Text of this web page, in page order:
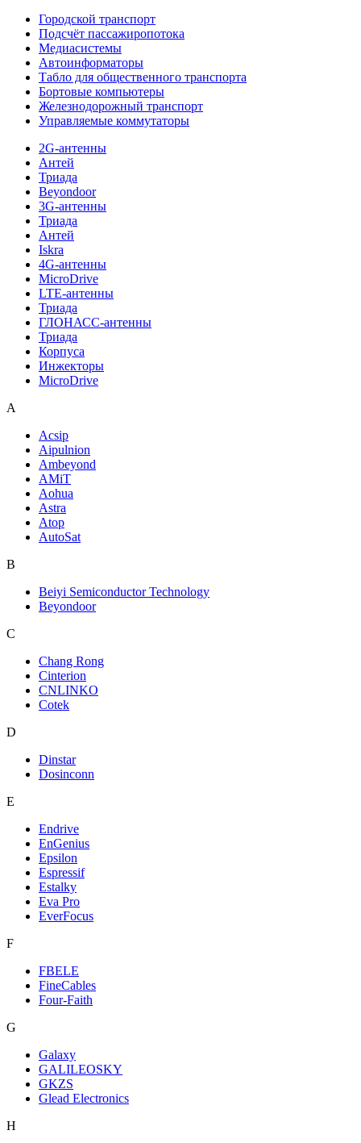
Городской транспорт
Подсчёт пассажиропотока
Медиасистемы
Автоинформаторы
Табло для общественного транспорта
Бортовые компьютеры
Железнодорожный транспорт
Управляемые коммутаторы
2G-антенны
Антей
Триада
Beyondoor
3G-антенны
Триада
Антей
Iskra
4G-антенны
MicroDrive
LTE-антенны
Триада
ГЛОНАСС-антенны
Триада
Корпуса
Инжекторы
MicroDrive
A
Acsip
Aipulnion
Ambeyond
AMiT
Aohua
Astra
Atop
AutoSat
B
Beiyi Semiconductor Technology
Beyondoor
C
Chang Rong
Cinterion
CNLINKO
Cotek
D
Dinstar
Dosinconn
E
Endrive
EnGenius
Epsilon
Espressif
Estalky
Eva Pro
EverFocus
F
FBELE
FineCables
Four-Faith
G
Galaxy
GALILEOSKY
GKZS
Glead Electronics
H